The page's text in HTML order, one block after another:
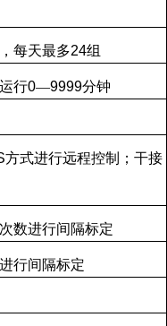
每天最多24组
行0—9999分钟
方式进行远程控制；干接
数进行间隔标定
行间隔标定